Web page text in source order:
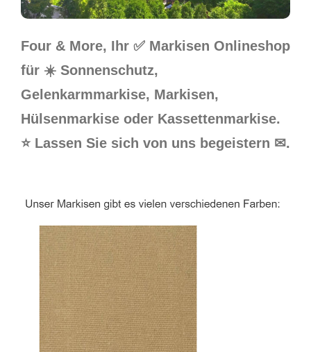
Four & More, Ihr ✅ Markisen Onlineshop
für ☀️ Sonnenschutz,
Gelenkarmmarkise, Markisen,
Hülsenmarkise oder Kassettenmarkise.
⭐ Lassen Sie sich von uns begeistern ✉.